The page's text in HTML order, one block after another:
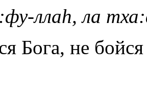
ллаh, ла
Бога, не